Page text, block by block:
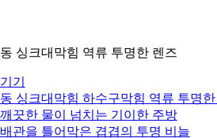
싱크대막힘 역류 투명한 렌즈
기
싱크대막힘 하수구막힘 역류 투명한
끗한 물이 넘치는 기이한 주방
관을 틀어막은 겹겹의 투명 비늘